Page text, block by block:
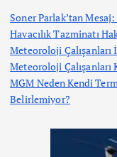
Soner Parlak’tan
Havacılık Tazminatı
Meteoroloji
Meteoroloji
MGM Neden Kendi
Belirlemiyor?